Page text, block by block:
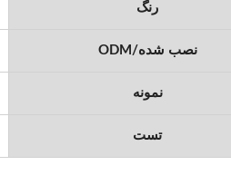
رنگ
نصب شده/ODM
نمونه
تست